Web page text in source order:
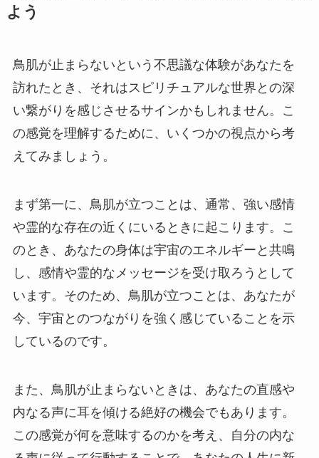
よう
鳥肌が止まらないという不思議な体験があなたを
訪れたとき、それはスピリチュアルな世界との深
い繋がりを感じさせるサインかもしれません。こ
の感覚を理解するために、いくつかの視点から考
えてみましょう。
まず第一に、鳥肌が立つことは、通常、強い感情
や霊的な存在の近くにいるときに起こります。こ
のとき、あなたの身体は宇宙のエネルギーと共鳴
し、感情や霊的なメッセージを受け取ろうとして
います。そのため、鳥肌が立つことは、あなたが
今、宇宙とのつながりを強く感じていることを示
しているのです。
また、鳥肌が止まらないときは、あなたの直感や
内なる声に耳を傾ける絶好の機会でもあります。
この感覚が何を意味するのかを考え、自分の内な